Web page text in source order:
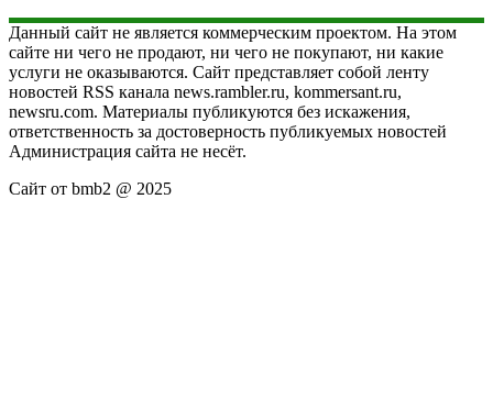
Данный сайт не является коммерческим проектом. На этом
сайте ни чего не продают, ни чего не покупают, ни какие
услуги не оказываются. Сайт представляет собой ленту
новостей RSS канала news.rambler.ru, kommersant.ru,
newsru.com. Материалы публикуются без искажения,
ответственность за достоверность публикуемых новостей
Администрация сайта не несёт.
Сайт от bmb2 @ 2025